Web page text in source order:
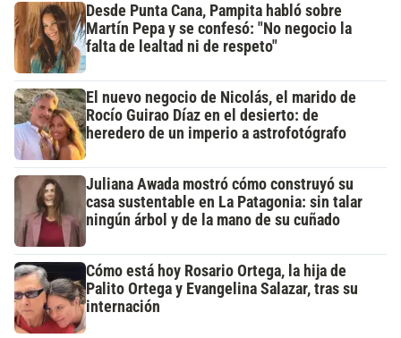
Desde Punta Cana, Pampita habló sobre
Martín Pepa y se confesó: "No negocio la
falta de lealtad ni de respeto"
El nuevo negocio de Nicolás, el marido de
Rocío Guirao Díaz en el desierto: de
heredero de un imperio a astrofotógrafo
Juliana Awada mostró cómo construyó su
casa sustentable en La Patagonia: sin talar
ningún árbol y de la mano de su cuñado
Cómo está hoy Rosario Ortega, la hija de
Palito Ortega y Evangelina Salazar, tras su
internación